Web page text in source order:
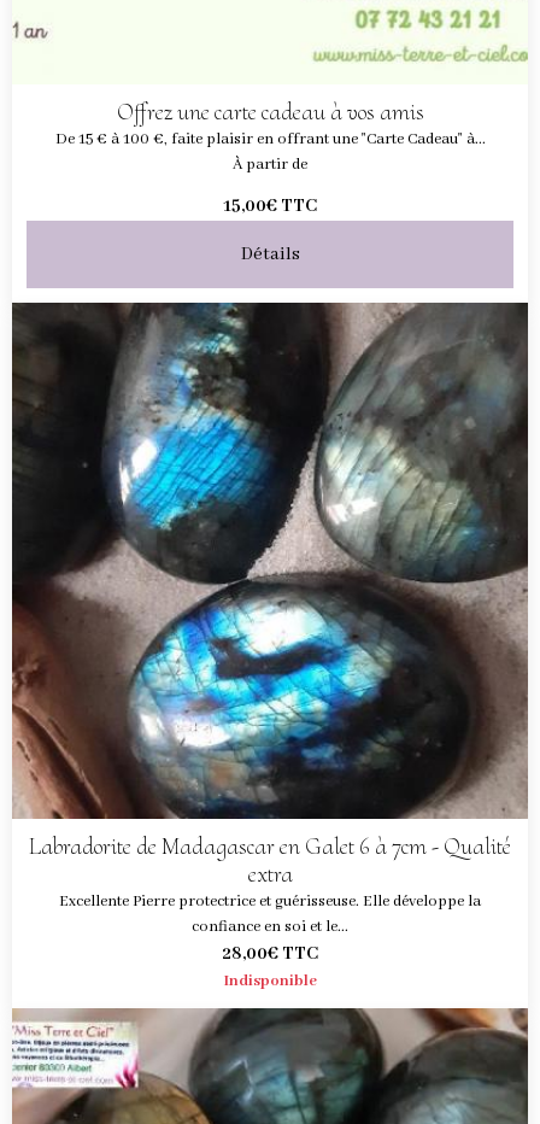
Offrez une carte cadeau à vos amis
De 15 € à 100 €, faite plaisir en offrant une "Carte Cadeau" à...
À partir de
15,00€ TTC
Détails
Labradorite de Madagascar en Galet 6 à 7cm - Qualité
extra
Excellente Pierre protectrice et guérisseuse. Elle développe la
confiance en soi et le...
28,00€ TTC
Indisponible